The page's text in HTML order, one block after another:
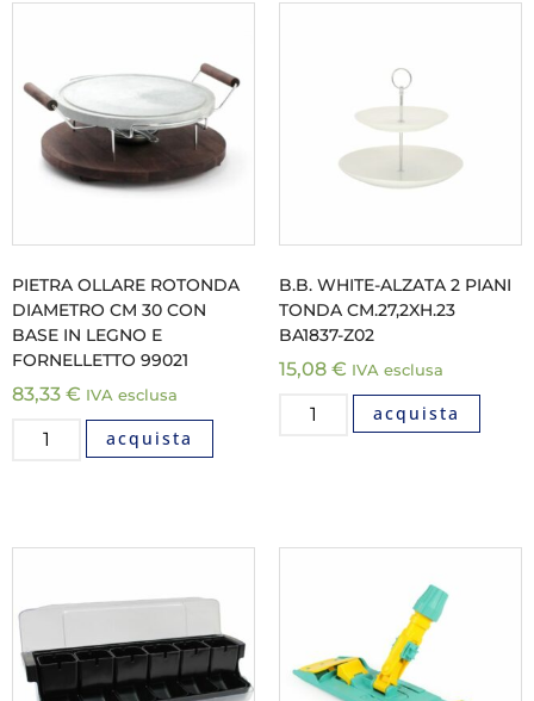
PIETRA OLLARE ROTONDA
DIAMETRO CM 30 CON
BASE IN LEGNO E
FORNELLETTO 99021
83,33 € IVA esclusa
acquista
B.B. WHITE-ALZATA 2 PIANI
TONDA CM.27,2XH.23
BA1837-Z02
15,08 € IVA esclusa
acquista